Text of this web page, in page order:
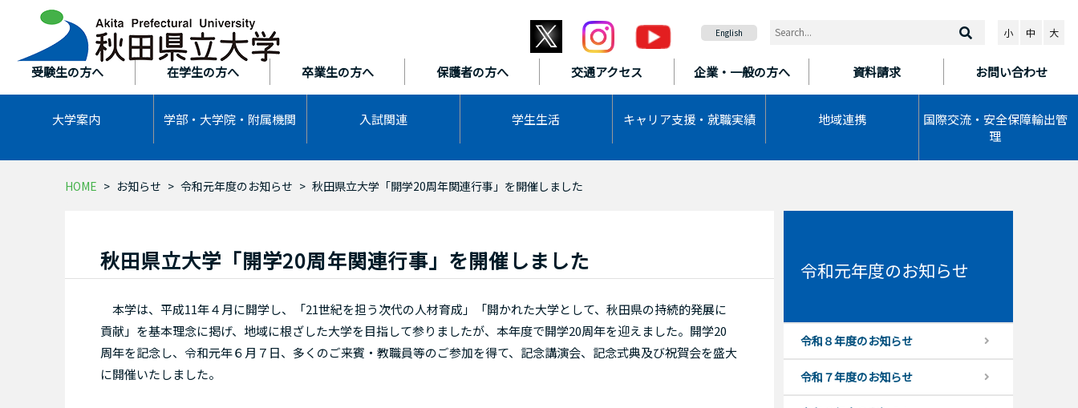
受験生の方へ 在学生の方へ 卒業生の方へ 保護者の方へ 交通アクセス 企業・一般の方へ 資料請求 お問い合わせ
大学案内 学部・大学院・ 附属機関 入試関連 学生生活 キャリア支援・ 就職実績 地域連携
国際交流・安全保障輸出管
理
English 小 中 大
HOME お知らせ 令和元年度のお知らせ 秋田県立大学「開学20周年関連行事」を開催しました
秋田県立大学「開学20周年関連行事」を開催しました
本学は、平成11年４月に開学し、「21世紀を担う次代の人材育成」「開かれた大学として、秋田県の持続的発展に
貢献」を基本理念に掲げ、地域に根ざした大学を目指して参りましたが、本年度で開学20周年を迎えました。開学20
周年を記念し、令和元年６月７日、多くのご来賓・教職員等のご参加を得て、記念講演会、記念式典及び祝賀会を盛大
に開催いたしました。
令和元年度のお知らせ
令和８年度のお知らせ
令和７年度のお知らせ